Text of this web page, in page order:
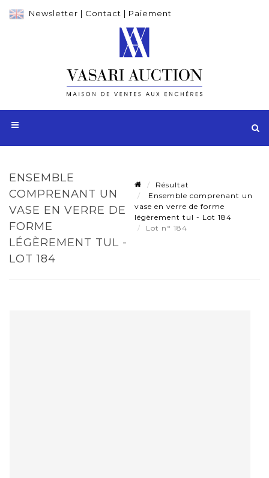
Newsletter | Contact | Paiement
ENSEMBLE
COMPRENANT UN
VASE EN VERRE DE
FORME
LÉGÈREMENT TUL -
LOT 184
Résultat
Ensemble comprenant un
vase en verre de forme
légèrement tul - Lot 184
Lot n° 184